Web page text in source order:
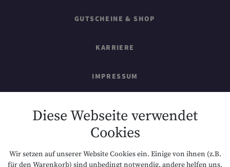
GUTSCHEINE & SHOP
KARRIERE
IMPRESSUM
DATENSCHUTZ
NACHHALTIGKEIT
Diese Webseite verwendet
Cookies
Wir setzen auf unserer Website Cookies ein. Einige von ihnen (z.B.
für den Warenkorb) sind unbedingt notwendig, andere helfen uns,